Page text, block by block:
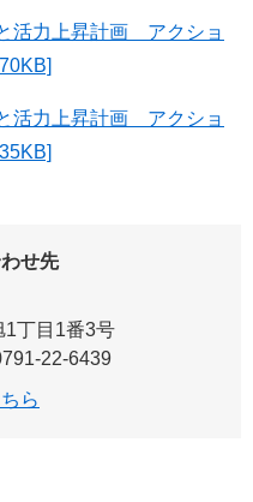
活力上昇計画 アクショ
活力上昇計画 アクショ
せ先
1丁目1番3号
22-6439
ら